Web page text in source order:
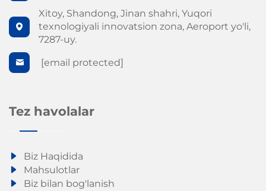
Xitoy, Shandong, Jinan shahri, Yuqori
texnologiyali innovatsion zona, Aeroport yo'li,
7287-uy.
[email protected]
Tez havolalar
Biz Haqidida
Mahsulotlar
Biz bilan bog'lanish